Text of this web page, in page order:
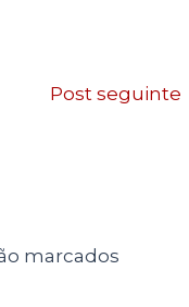
Post seguinte
marcados